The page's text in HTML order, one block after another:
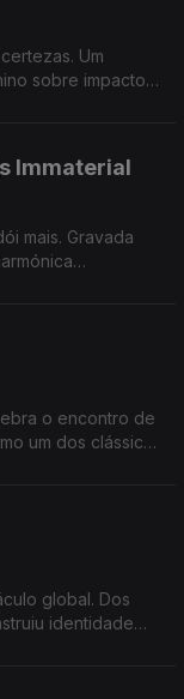
Um
sobre impacto
Immaterial
mais. Gravada
o encontro de
um dos clássicos
global. Dos
identidade